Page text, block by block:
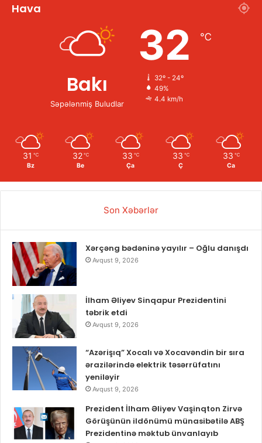
Hava
Bakı
Səpələnmiş Buludlar
32 ℃
32º - 24º
49%
4.4 km/h
31 ℃
Bz
32 ℃
Be
33 ℃
Ça
33 ℃
Ç
33 ℃
Ca
Son Xəbərlər
Xərçəng bədəninə yayılır – Oğlu danışdı
Avqust 9, 2026
İlham Əliyev Sinqapur Prezidentini
təbrik etdi
Avqust 9, 2026
“Azərişıq” Xocalı və Xocavəndin bir sıra
ərazilərində elektrik təsərrüfatını
yeniləyir
Avqust 9, 2026
Prezident İlham Əliyev Vaşinqton Zirvə
Görüşünün ildönümü münasibətilə ABŞ
Prezidentinə məktub ünvanlayıb